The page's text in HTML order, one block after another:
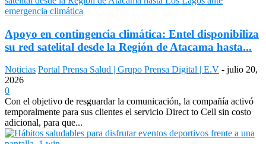
Apoyo en contingencia climática: Entel disponibiliza
su red satelital desde la Región de Atacama hasta...
Noticias Portal Prensa Salud | Grupo Prensa Digital | E.V - julio 20,
2026
0
Con el objetivo de resguardar la comunicación, la compañía activó
temporalmente para sus clientes el servicio Direct to Cell sin costo
adicional, para que...